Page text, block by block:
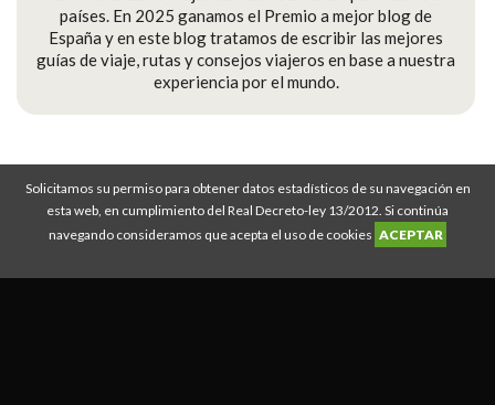
Solicitamos su permiso para obtener datos estadísticos de su navegación en
esta web, en cumplimiento del Real Decreto-ley 13/2012. Si continúa
navegando consideramos que acepta el uso de cookies ACEPTAR
países. En 2025 ganamos el Premio a mejor blog de
España y en este blog tratamos de escribir las mejores
guías de viaje, rutas y consejos viajeros en base a nuestra
experiencia por el mundo.
Diario de un Mentiroso © Copyright 2008-2026
Descuento IATI Seguros|Guías de viaje| Rutas de viajes|Mejor seguro de